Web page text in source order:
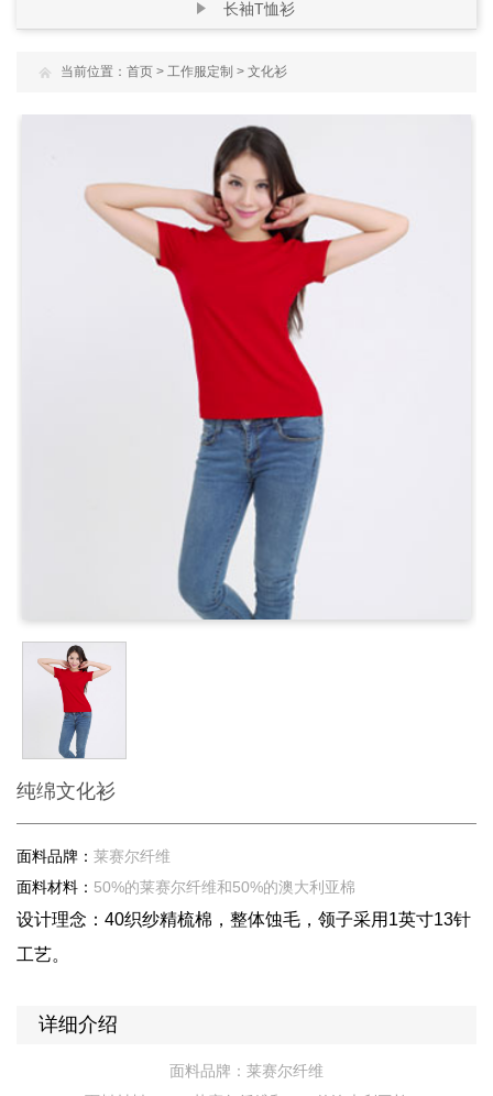
长袖T恤衫
当前位置： 首页 > 工作服定制 > 文化衫
纯绵文化衫
面料品牌： 莱赛尔纤维
面料材料： 50%的莱赛尔纤维和50%的澳大利亚棉
设计理念：40织纱精梳棉，整体蚀毛，领子采用1英寸13针
工艺。
详细介绍
面料品牌：莱赛尔纤维